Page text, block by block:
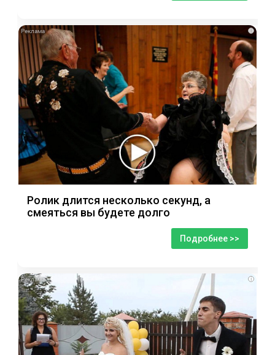
i
Ролик длится несколько секунд, а
смеяться вы будете долго
Подробнее >>
i